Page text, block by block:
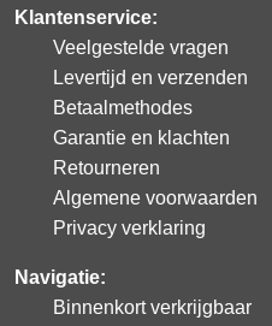
Klantenservice:
Veelgestelde vragen
Levertijd en verzenden
Betaalmethodes
Garantie en klachten
Retourneren
Algemene voorwaarden
Privacy verklaring
Navigatie:
Binnenkort verkrijgbaar